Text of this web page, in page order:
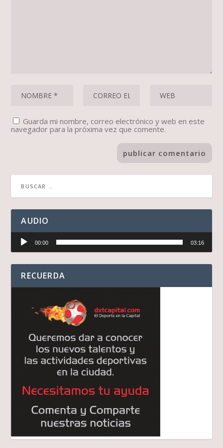
Guarda mi nombre, correo electrónico y web en este
navegador para la próxima vez que comente.
AUDIO
Reproductor
audio
00:00 03:16
RECUERDA